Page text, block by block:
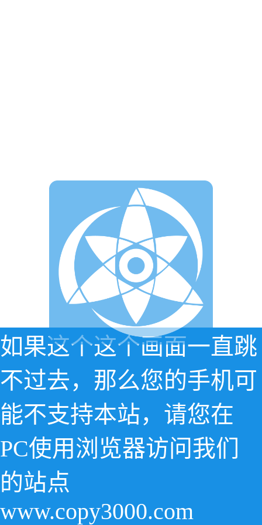
如果这个这个画面一直跳
不过去，那么您的手机可
能不支持本站，请您在
PC使用浏览器访问我们
的站点
www.copy3000.com